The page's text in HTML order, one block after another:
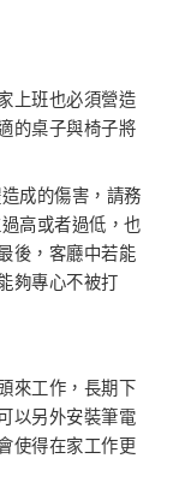
上班也必須營造
的桌子與椅子將
成的傷害，請務
高或者過低，也
後，客廳中若能
夠專心不被打
來工作，長期下
以另外安裝筆電
使得在家工作更